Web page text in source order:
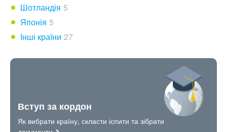
Шотландія 5
Японія 5
Інші країни 27
Вступ за кордон
Як вибрати країну, скласти іспити та зібрати